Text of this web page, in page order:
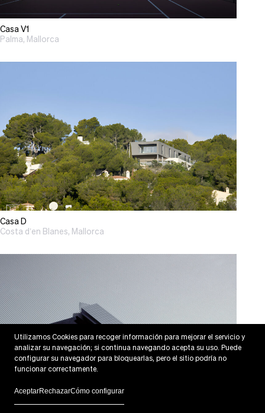
Utilizamos Cookies para recoger información para mejorar el servicio y
analizar su navegación; si continua navegando acepta su uso. Puede
configurar su navegador para bloquearlas, pero el sitio podría no
funcionar correctamente.
AceptarRechazarCómo configurar
Casa V1
Palma, Mallorca
Casa D
Costa d’en Blanes, Mallorca